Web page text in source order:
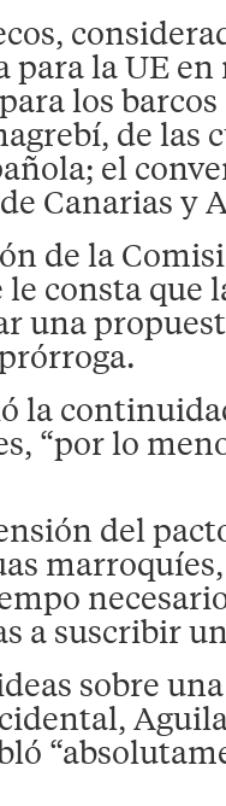
la UE en
los
de las
el
Canarias y
de la
consta que
una
la
“por lo
del
a suscribir
sobre